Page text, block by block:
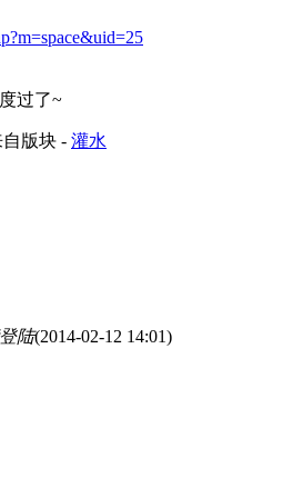
过了~
自版块 - 灌水
陆(2014-02-12 14:01)